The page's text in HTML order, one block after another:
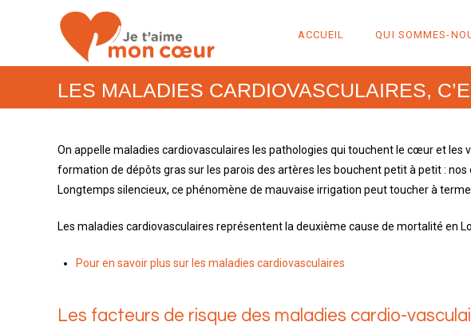
ACCUEIL QUI SOMMES-
LES MALADIES CARDIOVASCULAIRES,
On appelle maladies cardiovasculaires les pathologies qui touchent le cœur et les
formation de dépôts gras sur les parois des artères les bouchent petit à petit :
Longtemps silencieux, ce phénomène de mauvaise irrigation peut toucher à
Les maladies cardiovasculaires représentent la deuxième cause de mortalité en
Pour en savoir plus sur les maladies cardiovasculaires
Les facteurs de risque des maladies cardio-